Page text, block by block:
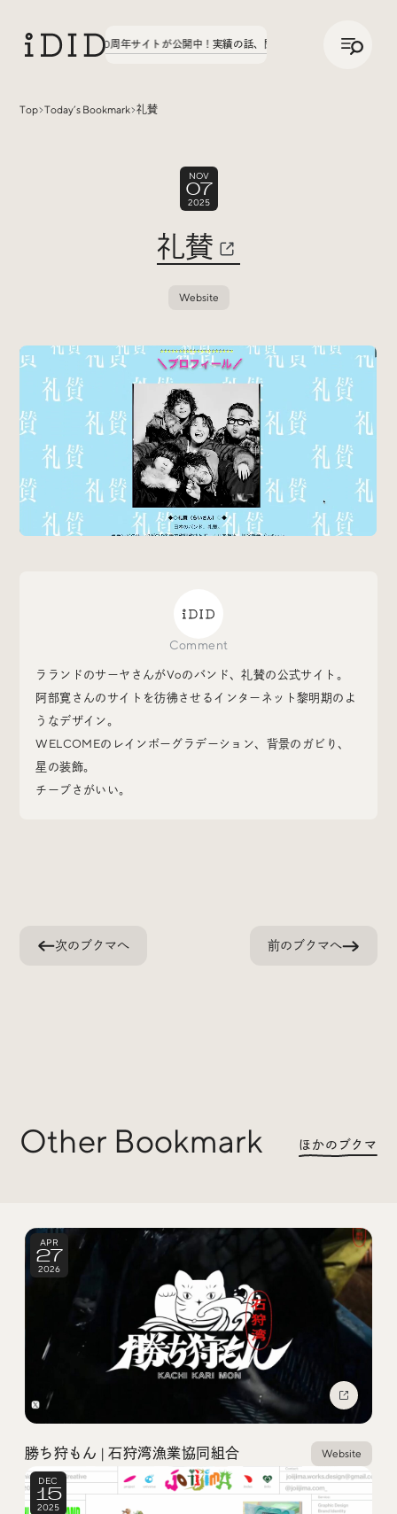
、八文字学園70周年サイトが公開中！実績の話、聞いてみた。第3弾、八文字学
JP
Sites Of Interest 今月の気になるサイト
Special 特集
Events イベント
Today’s Bookmark
今日のブクマ
iDIDメディア編集部メンバーが見つけた気になるあれこ
「iDID RADIO」を隔週で公開中！
#Podcast #デザイン
#Webサイト #サイトレビュー
#デジタルデザイン #コミュニティ
#ブランディング #ご当地クリエイター
#シェアオフィス #グローバル
Top Today’s Bookmark 礼賛
NOV
07
2025
礼賛
Website
Comment
ラランドのサーヤさんがVoのバンド、礼賛の公式サイト。
阿部寛さんのサイトを彷彿させるインターネット黎明期のよ
うなデザイン。
WELCOMEのレインボーグラデーション、背景のガビり、
星の装飾。
チープさがいい。
次のブクマへ 前のブクマへ
Other Bookmark ほかのブクマ
APR
27
2026
勝ち狩もん | 石狩湾漁業協同組合 Website
DEC
15
2025